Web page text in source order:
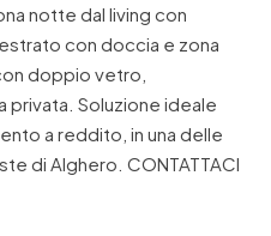
notte dal living con
con doccia e zona
doppio vetro,
privata. Soluzione ideale
a reddito, in una delle
di Alghero. CONTATTACI